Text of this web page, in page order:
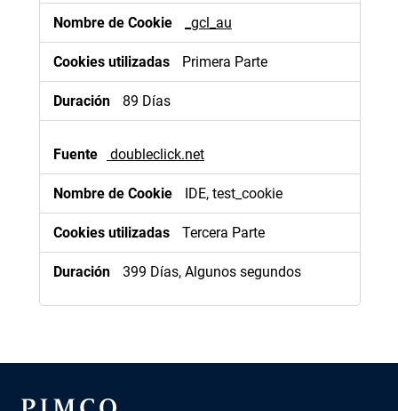
segmentación
_gcl_au
Primera Parte
89 Días
doubleclick.net
IDE, test_cookie
Tercera Parte
399 Días, Algunos segundos